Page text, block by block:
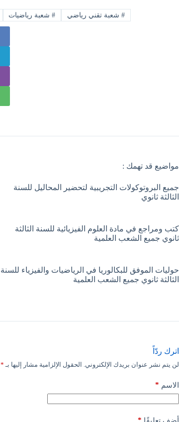
#شعبة تقني رياضي #شعبة رياضيات
مواضيع قد تهمك :
جميع البروتوكولات التجريبية لتحضير المحاليل للسنة
الثالثة ثانوي
كتب ومراجع في مادة العلوم الفيزيائية للسنة الثالثة
ثانوي جميع الشعب العلمية
حوليات الموفق للبكالوريا في الرياضيات والفيزياء للسنة
الثالثة ثانوي جميع الشعب العلمية
اترك ردّاً
لن يتم نشر عنوان بريدك الإلكتروني. الحقول الإلزامية مشار إليها بـ *
الاسم *
*